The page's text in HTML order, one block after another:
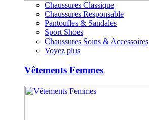
Chaussures Classique
Chaussures Responsable
Pantoufles & Sandales
Sport Shoes
Chaussures Soins & Accessoires
Voyez plus
Vêtements Femmes